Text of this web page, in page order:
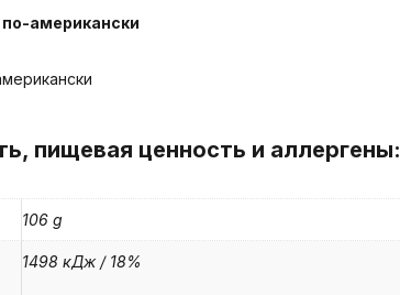
американски
пищевая ценность и аллергены:
106 g
1498 кДж / 18%